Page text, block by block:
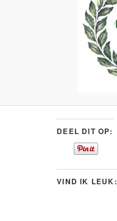
DEEL DIT OP:
VIND IK LEUK: